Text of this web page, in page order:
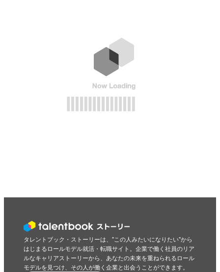
タレントブック・ストーリーは、"この人みたいになりたい"から
はじまるロールモデル就活・転職サイト。企業で働く社員のリア
ルなキャリアストーリーから、あなたの未来を重ねられるロール
モデルを見つけ、その人が働く企業と出会うことができます。